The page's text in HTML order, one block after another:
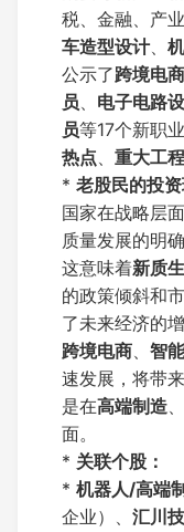
税、金融、产
车造型设计、
公示了跨境电
员、 电子电路
员等17个新职
热点、 重大工程
* 老股民的投资
国家在战略层
质量发展的明
这意味着新质
的政策倾斜和
了未来经济的
跨境电商、 智
速发展，将带
是在高端制造、
面。
* 关联个股：
* 机器人/高端
企业）、 汇川